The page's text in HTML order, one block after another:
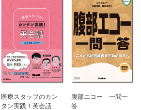
医療スタッフのカン
タン実践！英会話
腹部エコー 一問一
答